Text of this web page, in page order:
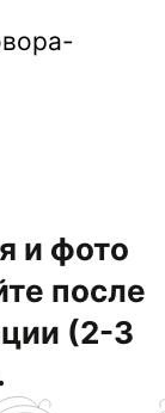
и фото
после
(2-3